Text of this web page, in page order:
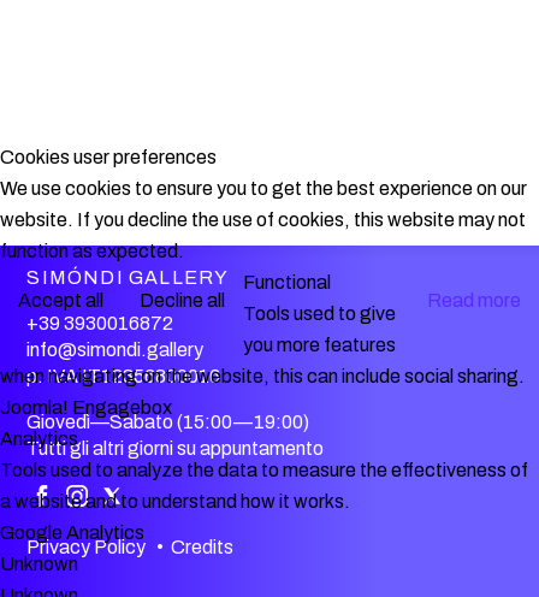
SIMÓNDI GALLERY
+39 3930016872
info@simondi.gallery
p. IVA IT12356800016
Giovedì—Sabato (15:00—19:00)
Tutti gli altri giorni su appuntamento
Privacy Policy •Credits
Cookies user preferences
We use cookies to ensure you to get the best experience on our
website. If you decline the use of cookies, this website may not
function as expected.
Accept all
Decline all Read more
Functional
Tools used to give
you more features
when navigating on the website, this can include social sharing.
Joomla! Engagebox
Analytics
Tools used to analyze the data to measure the effectiveness of
a website and to understand how it works.
Google Analytics
Unknown